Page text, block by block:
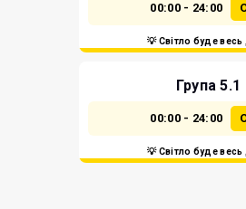
00:00 - 24:00
💡 Світло буде весь
Група 5.1
00:00 - 24:00
💡 Світло буде весь